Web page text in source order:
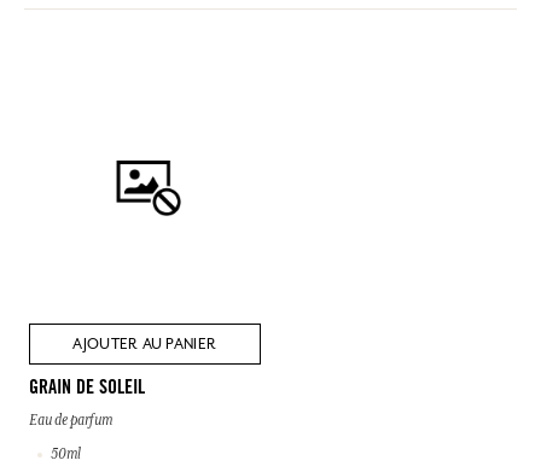
AJOUTER AU PANIER
GRAIN DE SOLEIL
Eau de parfum
50ml